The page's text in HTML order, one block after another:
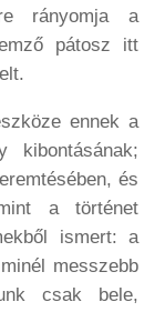
rányomja a
pátosz itt
ennek a
kibontásának;
és
a történet
ismert: a
messzebb
csak bele,